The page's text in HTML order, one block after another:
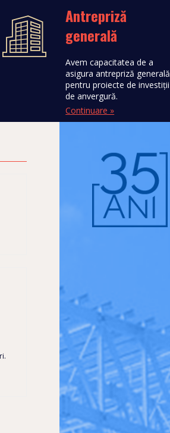
Antrepriză
generală
Avem capacitatea de a
asigura antrepriză generală
pentru proiecte de investiţii
de anvergură.
Continuare »